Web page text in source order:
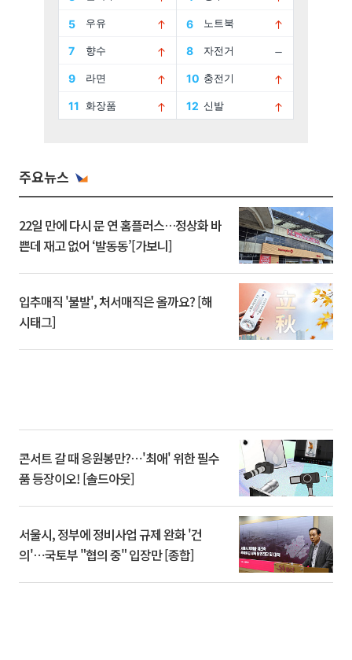
주요뉴스
22일 만에 다시 문 연 홈플러스…정상화 바
쁜데 재고 없어 ‘발동동’[가보니]
입추매직 '불발', 처서매직은 올까요? [해
시태그]
콘서트 갈 때 응원봉만?⋯'최애' 위한 필수
품 등장이오! [솔드아웃]
서울시, 정부에 정비사업 규제 완화 '건
의'⋯국토부 "협의 중" 입장만 [종합]